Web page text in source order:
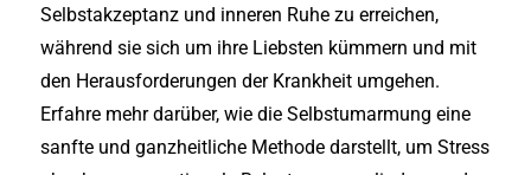
Selbstakzeptanz und inneren Ruhe zu erreichen,
während sie sich um ihre Liebsten kümmern und mit
den Herausforderungen der Krankheit umgehen.
Erfahre mehr darüber, wie die Selbstumarmung eine
sanfte und ganzheitliche Methode darstellt, um Stress